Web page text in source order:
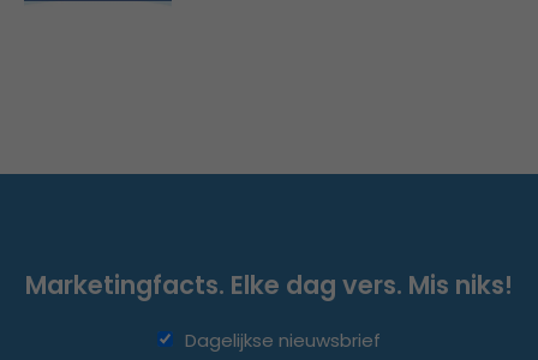
Marketingfacts. Elke dag vers. Mis niks!
Dagelijkse nieuwsbrief